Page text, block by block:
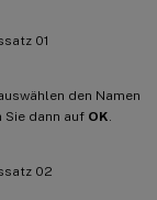
den Namen
Sie dann auf OK